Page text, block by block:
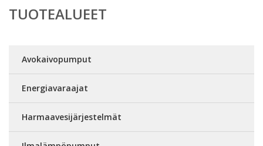
TUOTEALUEET
Avokaivopumput
Energiavaraajat
Harmaavesijärjestelmät